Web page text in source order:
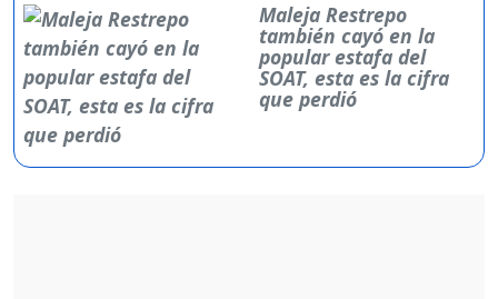
Maleja Restrepo
también cayó en la
popular estafa del
SOAT, esta es la cifra
que perdió